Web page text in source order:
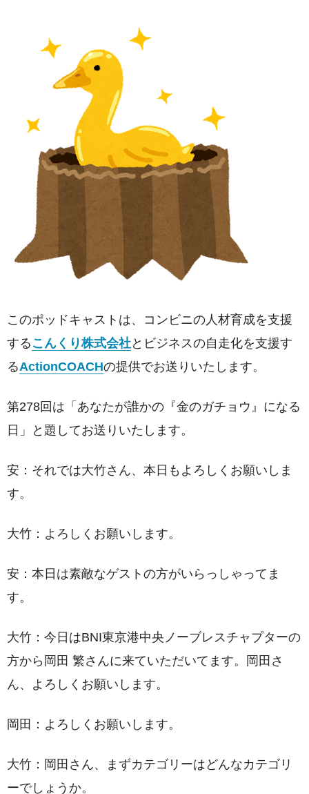
このポッドキャストは、コンビニの人材育成を支援
する こんくり株式会社とビジネスの自走化を支援す
るActionCOACHの提供でお送りいたします。
第278回は「あなたが誰かの『金のガチョウ』になる
日」と題してお送りいたします。
安：それでは大竹さん、本日もよろしくお願いしま
す。
大竹：よろしくお願いします。
安：本日は素敵なゲストの方がいらっしゃってま
す。
大竹：今日はBNI東京港中央ノーブレスチャプターの
方から岡田 繁さんに来ていただいてます。岡田さ
ん、よろしくお願いします。
岡田：よろしくお願いします。
大竹：岡田さん、まずカテゴリーはどんなカテゴリ
ーでしょうか。